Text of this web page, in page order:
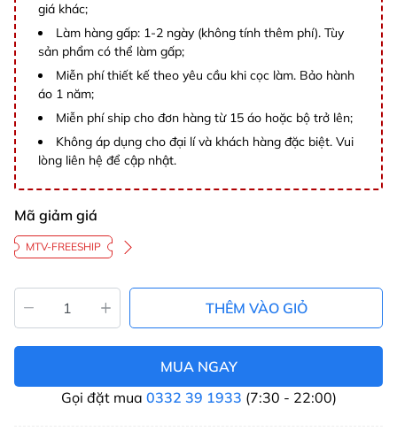
giá khác;
Làm hàng gấp: 1-2 ngày (không tính thêm phí). Tùy
sản phẩm có thể làm gấp;
Miễn phí thiết kế theo yêu cầu khi cọc làm. Bảo hành
áo 1 năm;
Miễn phí ship cho đơn hàng từ 15 áo hoặc bộ trở lên;
Không áp dụng cho đại lí và khách hàng đặc biệt. Vui
lòng liên hệ để cập nhật.
Mã giảm giá
MTV-FREESHIP
THÊM VÀO GIỎ
MUA NGAY
Gọi đặt mua 0332 39 1933 (7:30 - 22:00)